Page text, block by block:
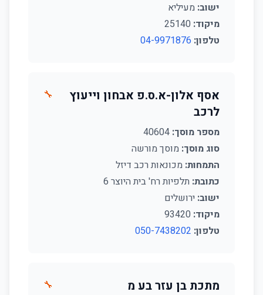
ישוב: מעיליא
מיקוד:
טלפון: 04-9971876
אסף אלון-א.ס.פ אבחון וייעוץ
לרכב
מספר מוסך:
סוג מוסך: מוסך מורשה
התמחות: מכונאות רכב דיזל
כתובת: תלפיות רח' בית היוצר 6
ישוב: ירושלים
מיקוד:
טלפון: 050-7438202
🔧
מתכת בן עזר בע מ 🔧